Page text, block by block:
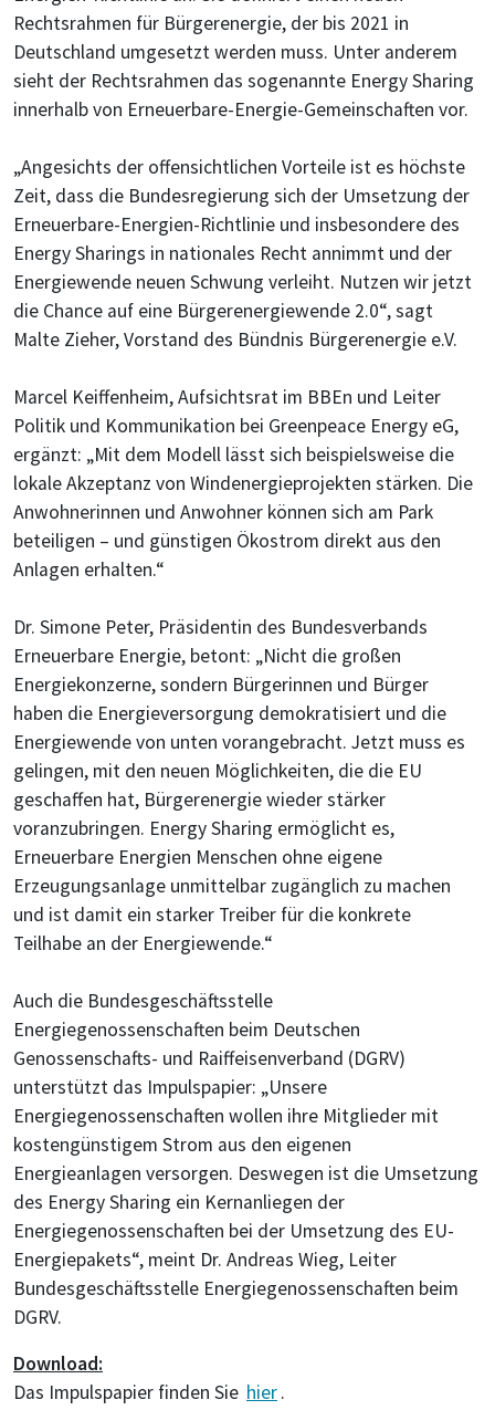
Rechtsrahmen für Bürgerenergie, der bis 2021 in
Deutschland umgesetzt werden muss. Unter anderem
sieht der Rechtsrahmen das sogenannte Energy Sharing
innerhalb von Erneuerbare-Energie-Gemeinschaften vor.
„Angesichts der offensichtlichen Vorteile ist es höchste
Zeit, dass die Bundesregierung sich der Umsetzung der
Erneuerbare-Energien-Richtlinie und insbesondere des
Energy Sharings in nationales Recht annimmt und der
Energiewende neuen Schwung verleiht. Nutzen wir jetzt
die Chance auf eine Bürgerenergiewende 2.0“, sagt
Malte Zieher, Vorstand des Bündnis Bürgerenergie e.V.
Marcel Keiffenheim, Aufsichtsrat im BBEn und Leiter
Politik und Kommunikation bei Greenpeace Energy eG,
ergänzt: „Mit dem Modell lässt sich beispielsweise die
lokale Akzeptanz von Windenergieprojekten stärken. Die
Anwohnerinnen und Anwohner können sich am Park
beteiligen – und günstigen Ökostrom direkt aus den
Anlagen erhalten.“
Dr. Simone Peter, Präsidentin des Bundesverbands
Erneuerbare Energie, betont: „Nicht die großen
Energiekonzerne, sondern Bürgerinnen und Bürger
haben die Energieversorgung demokratisiert und die
Energiewende von unten vorangebracht. Jetzt muss es
gelingen, mit den neuen Möglichkeiten, die die EU
geschaffen hat, Bürgerenergie wieder stärker
voranzubringen. Energy Sharing ermöglicht es,
Erneuerbare Energien Menschen ohne eigene
Erzeugungsanlage unmittelbar zugänglich zu machen
und ist damit ein starker Treiber für die konkrete
Teilhabe an der Energiewende.“
Auch die Bundesgeschäftsstelle
Energiegenossenschaften beim Deutschen
Genossenschafts- und Raiffeisenverband (DGRV)
unterstützt das Impulspapier: „Unsere
Energiegenossenschaften wollen ihre Mitglieder mit
kostengünstigem Strom aus den eigenen
Energieanlagen versorgen. Deswegen ist die Umsetzung
des Energy Sharing ein Kernanliegen der
Energiegenossenschaften bei der Umsetzung des EU-
Energiepakets“, meint Dr. Andreas Wieg, Leiter
Bundesgeschäftsstelle Energiegenossenschaften beim
DGRV.
Download:
Das Impulspapier finden Sie hier.